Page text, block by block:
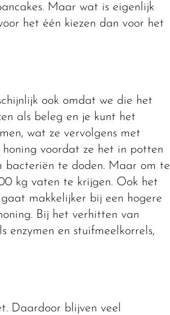
Maar wat is eigenlijk
het één kiezen dan voor het
ook omdat we die het
als beleg en je kunt het
wat ze vervolgens met
honing voordat ze het in potten
bacteriën te doden. Maar om te
kg vaten te krijgen. Ook het
makkelijker bij een hogere
Bij het verhitten van
enzymen en stuifmeelkorrels,
Daardoor blijven veel